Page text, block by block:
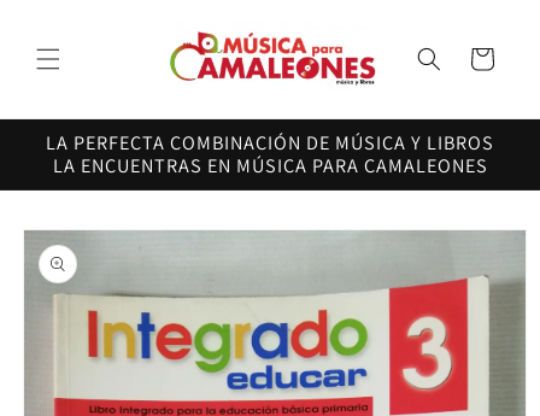
al contenido
Carrito
LA PERFECTA COMBINACIÓN DE MÚSICA Y LIBROS
LA ENCUENTRAS EN MÚSICA PARA CAMALEONES
directamente
a la
información
del producto